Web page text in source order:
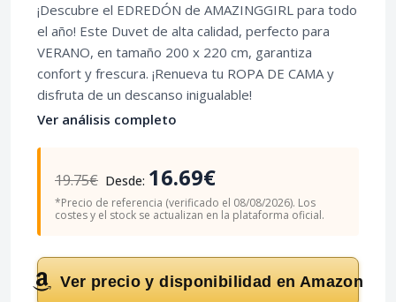
¡Descubre el EDREDÓN de AMAZINGGIRL para todo
el año! Este Duvet de alta calidad, perfecto para
VERANO, en tamaño 200 x 220 cm, garantiza
confort y frescura. ¡Renueva tu ROPA DE CAMA y
disfruta de un descanso inigualable!
Ver análisis completo
19.75€ Desde: 16.69€
*Precio de referencia (verificado el 08/08/2026). Los
costes y el stock se actualizan en la plataforma oficial.
Ver precio y disponibilidad en Amazon